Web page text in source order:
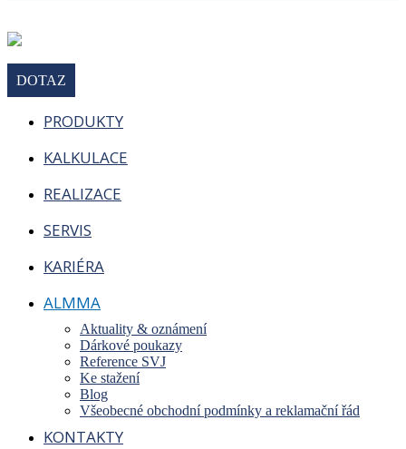
DOTAZ
PRODUKTY
KALKULACE
REALIZACE
SERVIS
KARIÉRA
ALMMA
Aktuality & oznámení
Dárkové poukazy
Reference SVJ
Ke stažení
Blog
Všeobecné obchodní podmínky a reklamační řád
KONTAKTY